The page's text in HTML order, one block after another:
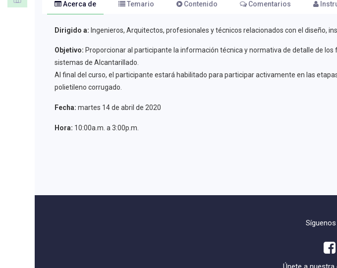
Acerca de Temario Contenido Comentarios
Dirigido a: Ingenieros, Arquitectos, profesionales y técnicos relacionados con el diseño,
Objetivo: Proporcionar al participante la información técnica y normativa de detalle de
sistemas de Alcantarillado.
Al final del curso, el participante estará habilitado para participar activamente en las
polietileno corrugado.
Fecha: martes 14 de abril de 2020
Hora: 10:00a.m. a 3:00p.m.